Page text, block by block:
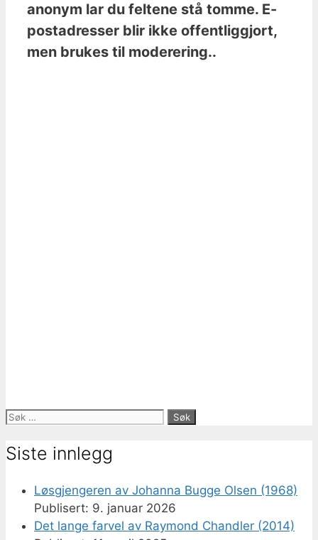
anonym lar du feltene stå tomme. E-
postadresser blir ikke offentliggjort,
men brukes til moderering..
Søk
Siste innlegg
Løsgjengeren av Johanna Bugge Olsen (1968)
9. januar 2026
Det lange farvel av Raymond Chandler (2014)